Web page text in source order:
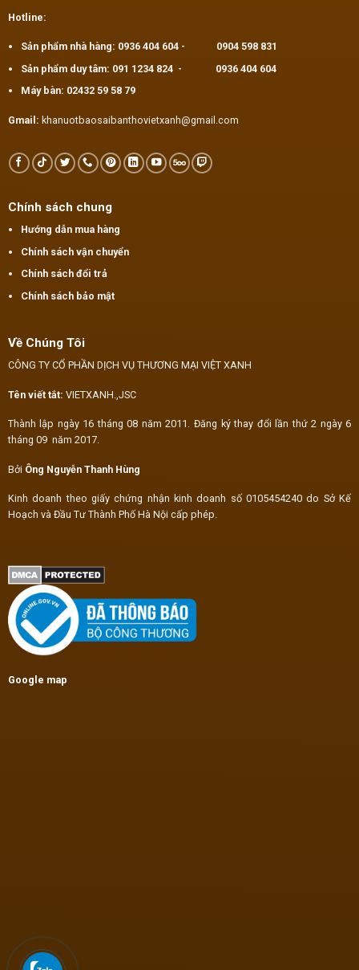
Hotline:
Sản phẩm nhà hàng: 0936 404 604- 0904 598 831
Sản phẩm duy tâm: 091 1234 824 -
0936 404 604
Máy bàn: 02432 59 58 79
Gmail: khanuotbaosaibanthovietxanh@gmail.com
Chính sách chung
Hướng dẫn mua hàng
Chính sách vận chuyển
Chính sách đổi trả
Chính sách bảo mật
Về Chúng Tôi
CÔNG TY CỔ PHẦN DỊCH VỤ THƯƠNG MẠI VIỆT XANH
Tên viết tắt: VIETXANH.,JSC
Thành lập ngày 16 tháng 08 năm 2011. Đăng ký thay đổi lần thứ 2 ngày 6
tháng 09 năm 2017.
Bởi Ông Nguyễn Thanh Hùng
Kinh doanh theo giấy chứng nhận kinh doanh số 0105454240 do Sở Kế
Hoạch và Đầu Tư Thành Phố Hà Nội cấp phép.
Google map